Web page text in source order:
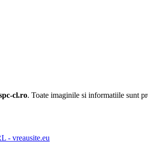
cl.ro. Toate imaginile si informatiile sunt
- vreausite.eu